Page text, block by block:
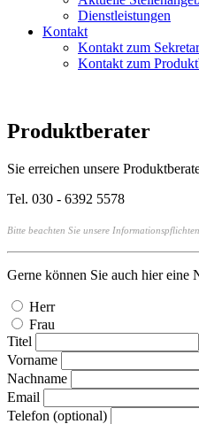
Dienstleistungen
Kontakt
Kontakt zum
Kontakt zum
Produktberater
Sie erreichen unsere
Tel. 030 - 6392 5578
Bitte beachten Sie unsere
Gerne können Sie auch hier eine
Herr
Frau
Titel
Vorname
Nachname
Email
Telefon (optional)